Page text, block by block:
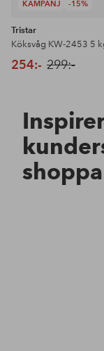
KAMPANJ -15%
Tristar
Köksvåg KW-2453 5
254:- 299:-